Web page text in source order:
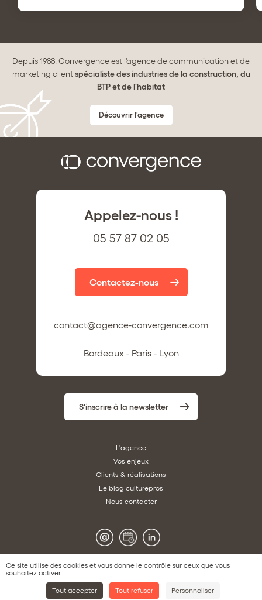
Depuis 1988, Convergence est l'agence de communication et de
marketing clientspécialiste des industries de la construction, du
BTP et de l'habitat
Découvrir l'agence
S'inscrire à la newsletter
L'agence
Vos enjeux
Clients & réalisations
Le blog culturepros
Nous contacter
Appelez-nous !
05 57 87 02 05
Contactez-nous
contact@agence-convergence.com
Bordeaux - Paris - Lyon
© Copyright 2026 Convergence.
Tous droits réservés.
Ce site utilise des cookies et vous donne le contrôle sur ceux que vous
souhaitez activer
Tout accepter Tout refuser Personnaliser